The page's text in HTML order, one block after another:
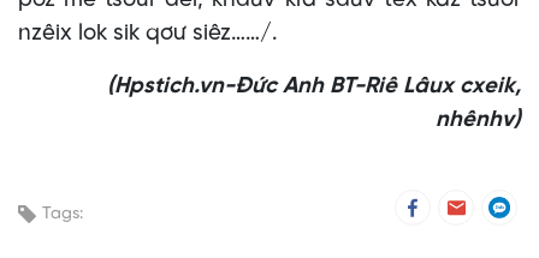
nzêix lok sik qơư siêz……/.
(Hpstich.vn-Đức Anh BT-Riê Lâux cxeik,
nhênhv)
Tags: